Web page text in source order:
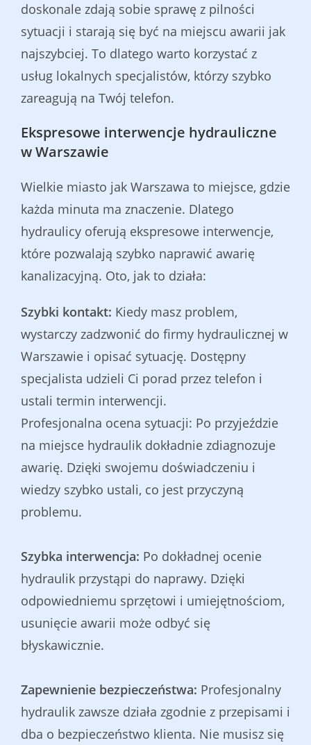
doskonale zdają sobie sprawę z pilności
sytuacji i starają się być na miejscu awarii jak
najszybciej. To dlatego warto korzystać z
usług lokalnych specjalistów, którzy szybko
zareagują na Twój telefon.
Ekspresowe interwencje hydrauliczne
w Warszawie
Wielkie miasto jak Warszawa to miejsce, gdzie
każda minuta ma znaczenie. Dlatego
hydraulicy oferują ekspresowe interwencje,
które pozwalają szybko naprawić awarię
kanalizacyjną. Oto, jak to działa:
Szybki kontakt: Kiedy masz problem,
wystarczy zadzwonić do firmy hydraulicznej w
Warszawie i opisać sytuację. Dostępny
specjalista udzieli Ci porad przez telefon i
ustali termin interwencji.
Profesjonalna ocena sytuacji: Po przyjeździe
na miejsce hydraulik dokładnie zdiagnozuje
awarię. Dzięki swojemu doświadczeniu i
wiedzy szybko ustali, co jest przyczyną
problemu.
Szybka interwencja: Po dokładnej ocenie
hydraulik przystąpi do naprawy. Dzięki
odpowiedniemu sprzętowi i umiejętnościom,
usunięcie awarii może odbyć się
błyskawicznie.
Zapewnienie bezpieczeństwa: Profesjonalny
hydraulik zawsze działa zgodnie z przepisami i
dba o bezpieczeństwo klienta. Nie musisz się